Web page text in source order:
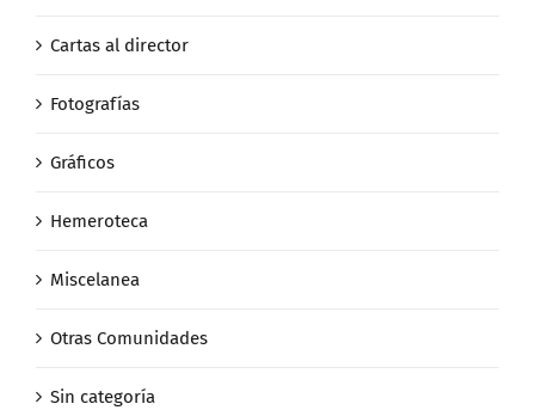
Cartas al director
Fotografías
Gráficos
Hemeroteca
Miscelanea
Otras Comunidades
Sin categoría